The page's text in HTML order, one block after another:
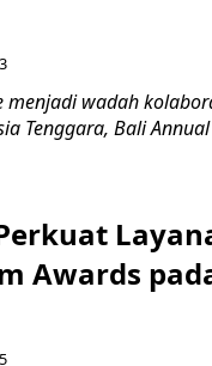
menjadi wadah
Tenggara, Bali Annual
Awards